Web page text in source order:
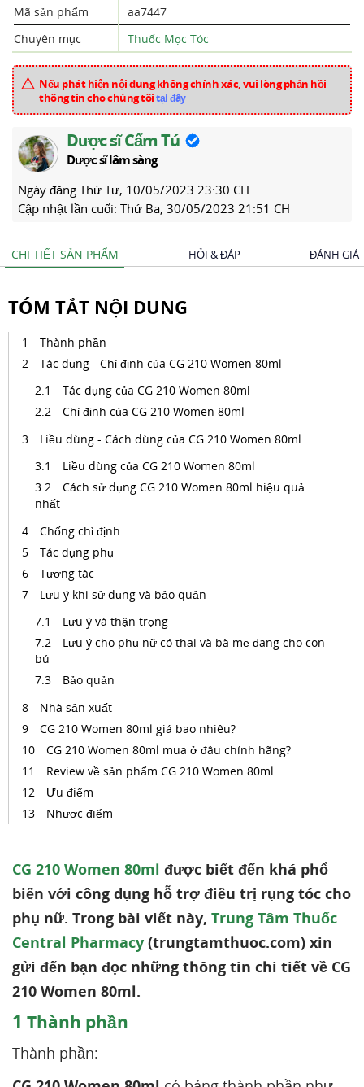
Mã sản phẩm
aa7447
Chuyên mục
Thuốc Mọc Tóc
Nếu phát hiện nội dung không chính xác, vui lòng phản hồi
thông tin cho chúng tôitại đây
Dược sĩ Cẩm Tú
Dược sĩ lâm sàng
Ngày đăng Thứ Tư, 10/05/2023 23:30 CH
Cập nhật lần cuối: Thứ Ba, 30/05/2023 21:51 CH
CHI TIẾT SẢN PHẨM HỎI & ĐÁP ĐÁNH GIÁ
TÓM TẮT NỘI DUNG
Thành phần
Tác dụng - Chỉ định của CG 210 Women 80ml
Tác dụng của CG 210 Women 80ml
Chỉ định của CG 210 Women 80ml
Liều dùng - Cách dùng của CG 210 Women 80ml
Liều dùng của CG 210 Women 80ml
Cách sử dụng CG 210 Women 80ml hiệu quả
nhất
Chống chỉ định
Tác dụng phụ
Tương tác
Lưu ý khi sử dụng và bảo quản
Lưu ý và thận trọng
Lưu ý cho phụ nữ có thai và bà mẹ đang cho con
bú
Bảo quản
Nhà sản xuất
CG 210 Women 80ml giá bao nhiêu?
CG 210 Women 80ml mua ở đâu chính hãng?
Review về sản phẩm CG 210 Women 80ml
Ưu điểm
Nhược điểm
CG 210 Women 80ml được biết đến khá phổ
biến với công dụng hỗ trợ điều trị rụng tóc cho
phụ nữ. Trong bài viết này, Trung Tâm Thuốc
Central Pharmacy (trungtamthuoc.com) xin
gửi đến bạn đọc những thông tin chi tiết về CG
210 Women 80ml.
1 Thành phần
Thành phần: